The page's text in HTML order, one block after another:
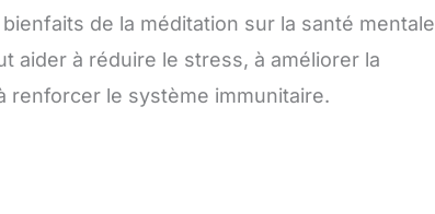
de la méditation sur la santé mentale
aider à réduire le stress, à améliorer la
renforcer le système immunitaire.